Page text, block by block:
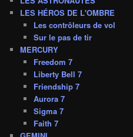
LES HÉROS DE L'OMBRE
Les contrôleurs de vol
Sur le pas de tir
MERCURY
Freedom 7
Liberty Bell 7
Friendship 7
Aurora 7
Sigma 7
Faith 7